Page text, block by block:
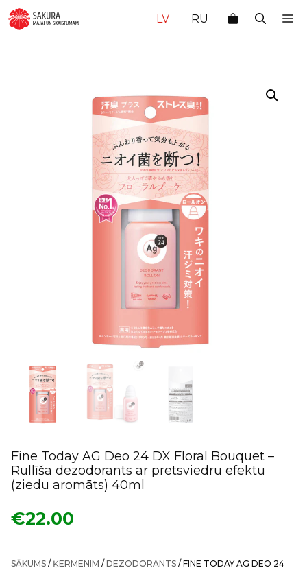
Doties
uz
LV RU
Fine Today AG Deo 24 DX Floral Bouquet –
Rullīša dezodorants ar pretsviedru efektu
(ziedu aromāts) 40ml
€22.00
SĀKUMS / ĶERMENIM / DEZODORANTS / FINE TODAY AG DEO 24